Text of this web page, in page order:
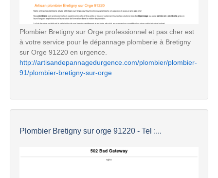
Plombier Bretigny sur Orge professionnel et pas cher est
à votre service pour le dépannage plomberie à Bretigny
sur Orge 91220 en urgence.
http://artisandepannagedurgence.com/plombier/plombier-
91/plombier-bretigny-sur-orge
Plombier Bretigny sur orge 91220 - Tel :...